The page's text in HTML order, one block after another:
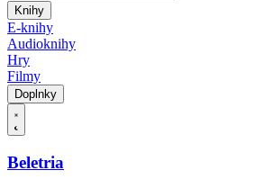
Knihy
E-knihy
Audioknihy
Hry
Filmy
Doplnky
Beletria